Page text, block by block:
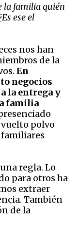
la familia quién
ese el
nos han
de la
En
negocios
la entrega y
familia
polvo
regla. Lo
para otros ha
extraer
También
de la